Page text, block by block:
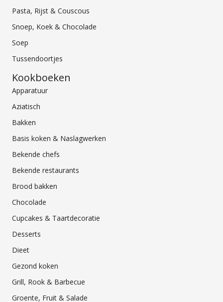
Pasta, Rijst & Couscous
Snoep, Koek & Chocolade
Soep
Tussendoortjes
Kookboeken
Apparatuur
Aziatisch
Bakken
Basis koken & Naslagwerken
Bekende chefs
Bekende restaurants
Brood bakken
Chocolade
Cupcakes & Taartdecoratie
Desserts
Dieet
Gezond koken
Grill, Rook & Barbecue
Groente, Fruit & Salade